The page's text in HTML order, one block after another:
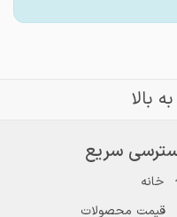
بالا
سریع
خانه
قیمت محصولات